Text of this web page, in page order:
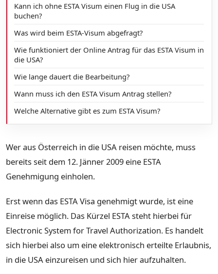
Kann ich ohne ESTA Visum einen Flug in die USA
buchen?
Was wird beim ESTA-Visum abgefragt?
Wie funktioniert der Online Antrag für das ESTA Visum in
die USA?
Wie lange dauert die Bearbeitung?
Wann muss ich den ESTA Visum Antrag stellen?
Welche Alternative gibt es zum ESTA Visum?
Wer aus Österreich in die USA reisen möchte, muss
bereits seit dem 12. Jänner 2009 eine ESTA
Genehmigung einholen.
Erst wenn das ESTA Visa genehmigt wurde, ist eine
Einreise möglich. Das Kürzel ESTA steht hierbei für
Electronic System for Travel Authorization. Es handelt
sich hierbei also um eine elektronisch erteilte Erlaubnis,
in die USA einzureisen und sich hier aufzuhalten.